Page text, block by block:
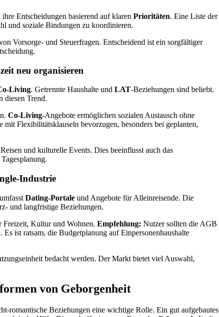
Entscheidungen basierend auf klaren Prioritäten. Eine Liste der
und soziale Bindungen zu koordinieren.
Vorsorge- und Steuerfragen. Entscheidend ist ein sorgfältiger
neu organisieren
Living. Getrennte Haushalte und LAT-Beziehungen sind beliebt.
diesen Trend.
Co-Living-Angebote ermöglichen sozialen Austausch ohne
mit Flexibilitätsklauseln bevorzugen, besonders bei geplanten,
und kulturelle Events. Dies beeinflusst auch das
Industrie
Dating-Portale und Angebote für Alleinreisende. Die
und langfristige Beziehungen.
Freizeit, Kultur und Wohnen. Empfehlung: Nutzer sollten die AGB
ist ratsam, die Budgetplanung auf Einpersonenhaushalte
bedacht werden. Der Markt bietet viel Auswahl,
von Geborgenheit
romantische Beziehungen eine wichtige Rolle. Ein gut aufgebautes